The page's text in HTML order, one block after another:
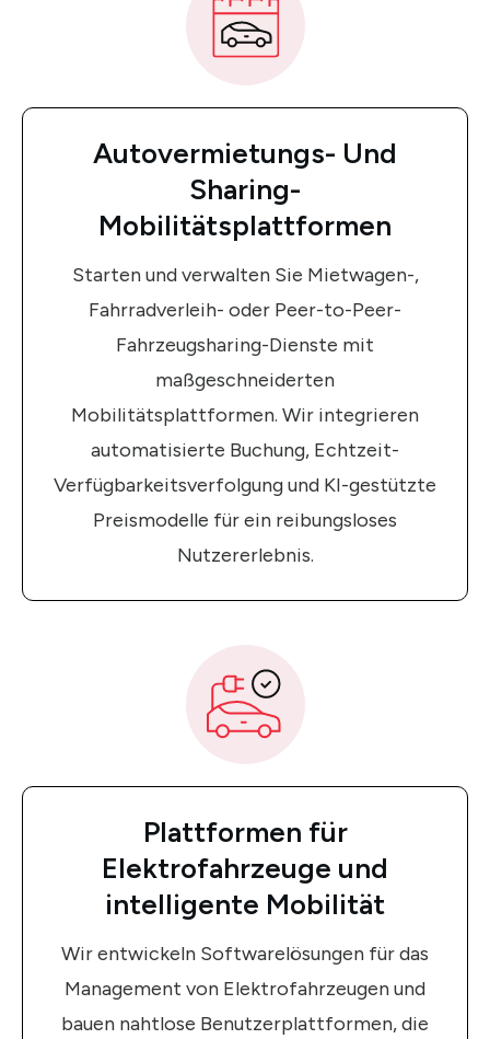
Autovermietungs- Und
Sharing-
Mobilitätsplattformen
Starten und verwalten Sie Mietwagen-,
Fahrradverleih- oder Peer-to-Peer-
Fahrzeugsharing-Dienste mit
maßgeschneiderten
Mobilitätsplattformen. Wir integrieren
automatisierte Buchung, Echtzeit-
Verfügbarkeitsverfolgung und KI-gestützte
Preismodelle für ein reibungsloses
Nutzererlebnis.
Plattformen für
Elektrofahrzeuge und
intelligente Mobilität
Wir entwickeln Softwarelösungen für das
Management von Elektrofahrzeugen und
bauen nahtlose Benutzerplattformen, die